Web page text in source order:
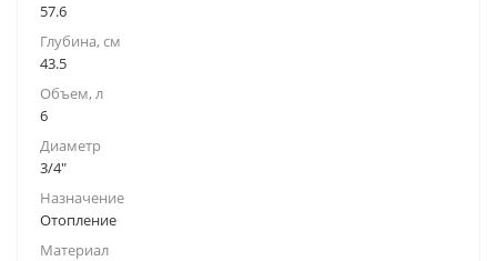
57.6
Глубина, см
43.5
Объем, л
6
Диаметр
3/4"
Назначение
Отопление
Материал